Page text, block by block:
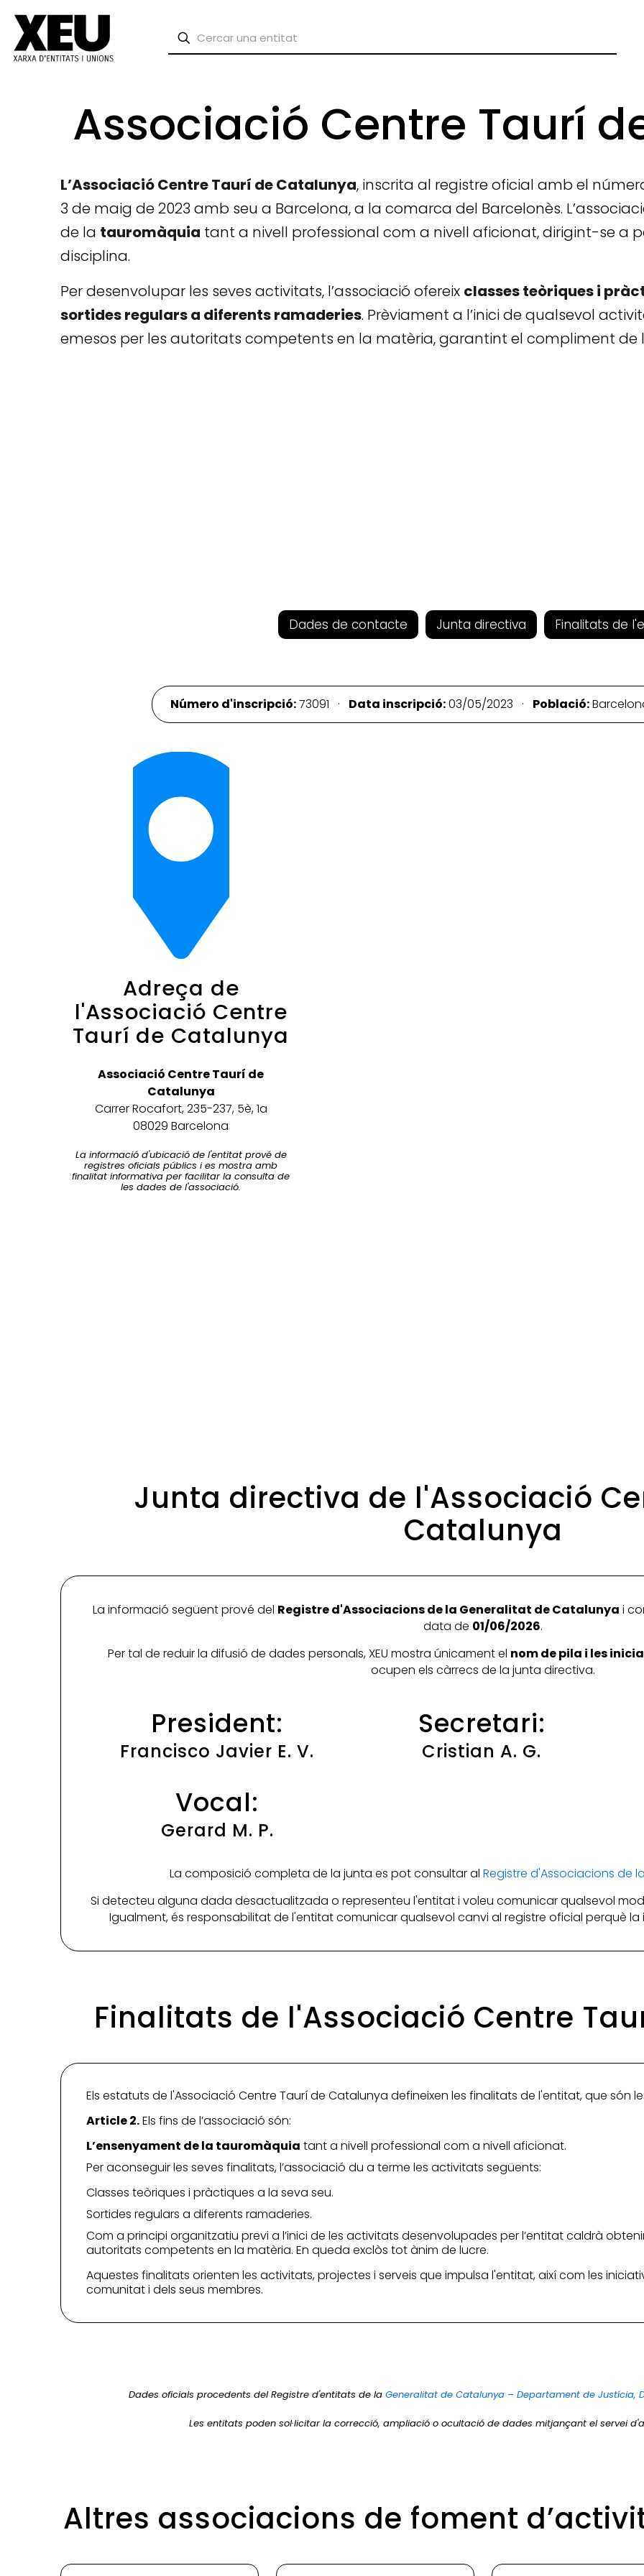
Associació Centre Taurí
L’Associació Centre Taurí de Catalunya, inscrita al registre oficial amb el
3 de maig de 2023 amb seu a Barcelona, a la comarca del Barcelonès.
de la tauromàquia tant a nivell professional com a nivell aficionat, dirigint-se a
disciplina.
Per desenvolupar les seves activitats, l’associació ofereix classes teòriques i
sortides regulars a diferents ramaderies. Prèviament a l’inici de qualsevol
emesos per les autoritats competents en la matèria, garantint el compliment de
Dades de contacte Junta directiva Finalitats de
Número d'inscripció:73091 · Data inscripció:03/05/2023 · Població:
Adreça de
l'Associació Centre
Taurí de Catalunya
Associació Centre Taurí de
Catalunya
Carrer Rocafort, 235-237, 5è, 1a
08029 Barcelona
La informació d'ubicació de l'entitat prové de
registres oficials públics i es mostra amb
finalitat informativa per facilitar la consulta de
les dades de l'associació.
Junta directiva de l'Associació
Catalunya
La informació següent prové del Registre d'Associacions de la Generalitat de Catalunya i
data de 01/06/2026.
Per tal de reduir la difusió de dades personals, XEU mostra únicament el nom de pila i les
ocupen els càrrecs de la junta directiva.
President:
Francisco Javier E. V.
Secretari:
Cristian A. G.
Vocal:
Gerard M. P.
La composició completa de la junta es pot consultar al Registre d'Associacions de
Si detecteu alguna dada desactualitzada o representeu l'entitat i voleu comunicar qualsevol
Igualment, és responsabilitat de l'entitat comunicar qualsevol canvi al registre oficial perquè
Finalitats de l'Associació Centre
Els estatuts de l'Associació Centre Taurí de Catalunya defineixen les finalitats de l'entitat, que són
Article 2.Els fins de l’associació són:
L’ensenyament de la tauromàquia tant a nivell professional com a nivell aficionat.
Per aconseguir les seves finalitats, l’associació du a terme les activitats següents:
Classes teòriques i pràctiques a la seva seu.
Sortides regulars a diferents ramaderies.
Com a principi organitzatiu previ a l’inici de les activitats desenvolupades per l’entitat caldrà
autoritats competents en la matèria. En queda exclòs tot ànim de lucre.
Aquestes finalitats orienten les activitats, projectes i serveis que impulsa l'entitat, així com les
comunitat i dels seus membres.
Dades oficials procedents del Registre d'entitats de la Generalitat de Catalunya – Departament de Justícia,
Les entitats poden sol·licitar la correcció, ampliació o ocultació de dades mitjançant el servei
Altres associacions de foment